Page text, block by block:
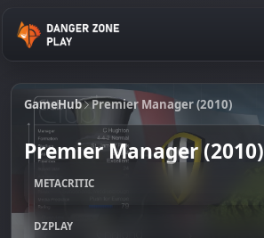
GameHub Premier Manager (2010)
Premier Manager (2010)
METACRITIC
DZPLAY